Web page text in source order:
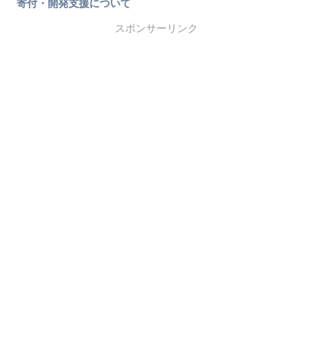
寄付・開発支援について
スポンサーリンク